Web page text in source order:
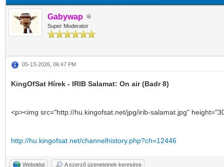
Gabywap
Super Moderator
05-13-2026, 06:47 PM
KingOfSat Hírek - IRIB Salamat: On air (Badr 8)
<p><img src="http://hu.kingofsat.net/jpg/irib-salamat.jpg"
http://hu.kingofsat.net/channelhistory.php?ch=12446
Weboldal A szerző üzeneteinek keresése